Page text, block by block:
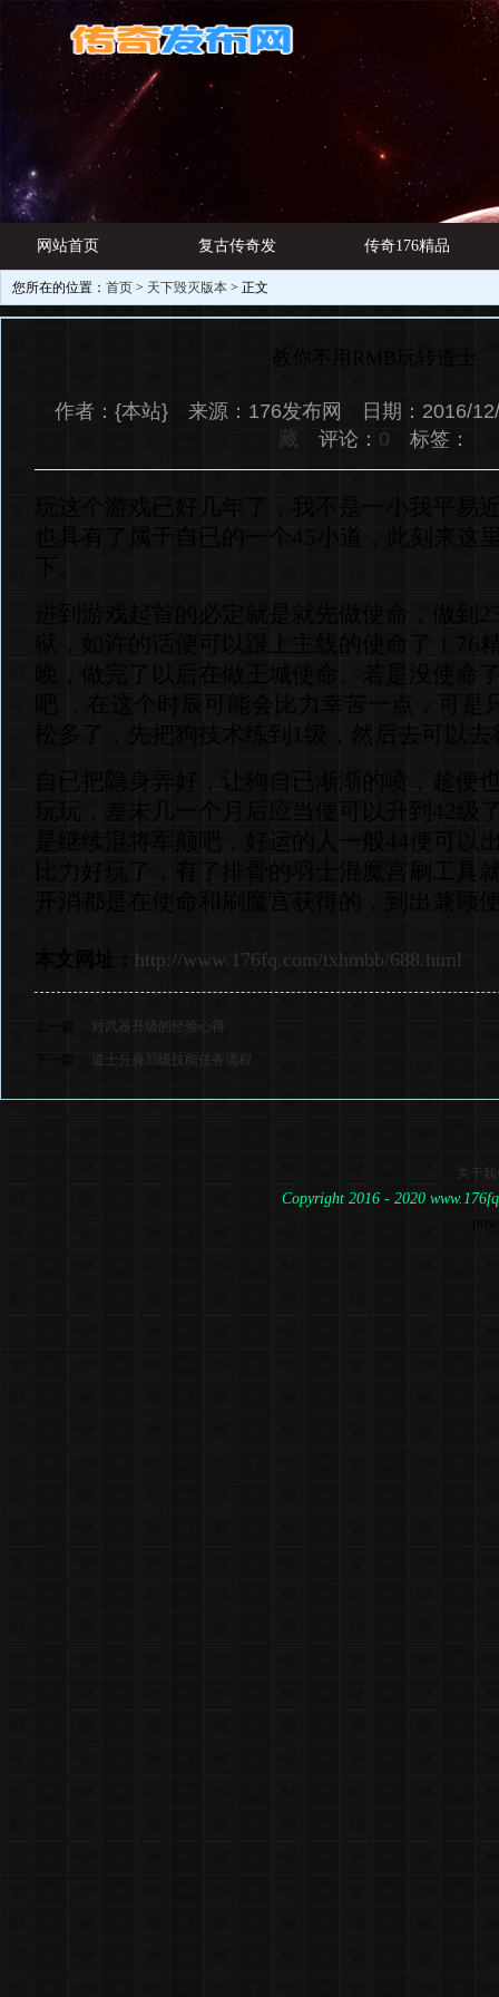
网站首页 复古传奇发
布网
传奇176精品
游戏资讯
您所在的位置： 首页 > 天下毁灭版本 > 正文
教你不用RMB玩转道士
作者：{本站} 来源：176发布网 日期：
藏 评论： 0 标签：
玩这个游戏已好几年了，我不是一小我平易
也具有了属于自已的一个45小道，此刻来这
进到游戏起首的必定就是就先做使命，做到
狱，如许的话便可以跟上主线的使命了 1.76
晚，做完了以后在做王城使命。若是没使命
吧 ，在这个时辰可能会比力幸苦一点，可是
松多了，先把狗技术练到1级，然后去可以
自已把隐身弄好，让狗自已渐渐的喷，趁便
玩玩，差未几一个月后应当便可以升到42级
是继续混将军颠吧，好运的人一般44便可以
比力好玩了，有了排骨的羽士混魔宫刷工具
开消都是在使命和刷魔宫获得的，到出兼顾
本文网址： http://www.176fq.com/txhmbb/688.html
对武器升级的经验心得
道士分身35级技能任务流程
关于
Copyright 2016 - 2020